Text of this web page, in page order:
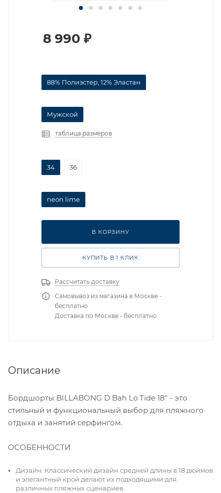
8 990 ₽
88% Полиэстер, 12% Эластан
Мужской
таблица размеров
34 36
neon lime
В КОРЗИНУ
КУПИТЬ В 1 КЛИК
Рассчитать доставку
Самовывоз из магазина в Москве -
бесплатно
Доставка по Москве - бесплатно
Описание
Бордшорты BILLABONG D Bah Lo Tide 18" - это
стильный и функциональный выбор для пляжного
отдыха и занятий серфингом.
ОСОБЕННОСТИ
Дизайн: Классический дизайн средней длины в 18 дюймов
и элегантный крой делают их подходящими для
различных пляжных сценариев.